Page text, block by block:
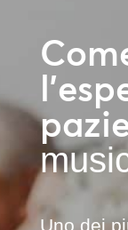
Uno dei